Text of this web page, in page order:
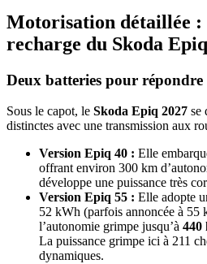
Motorisation détaillée :
recharge du Skoda
Deux batteries pour répondre
Sous le capot, le Skoda Epiq 2027 se
distinctes avec une transmission aux
Version Epiq 40 : Elle
offrant environ 300 km
développe une puissance très
Version Epiq 55 : Elle adopte
52 kWh (parfois annoncée à 55
l’autonomie grimpe jusqu’à 440
La puissance grimpe ici à 211
dynamiques.